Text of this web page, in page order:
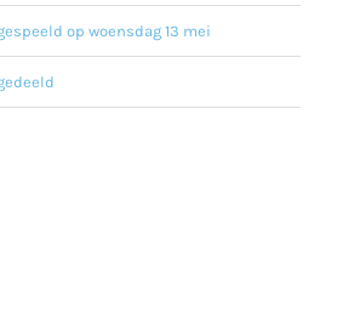
op woensdag 13 mei